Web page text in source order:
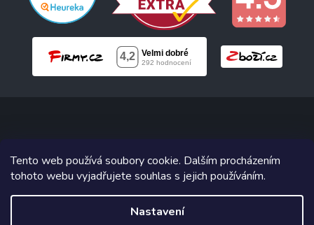
Tento web používá soubory cookie. Dalším procházením
tohoto webu vyjadřujete souhlas s jejich používáním.
Nastavení
Copyright 2026 Neonabytek.cz
. Všechna práva vyhrazena.
Grafický návrh vytvořil a na Shoptet implementoval Tomáš Hlad
Shoptetak.cz.